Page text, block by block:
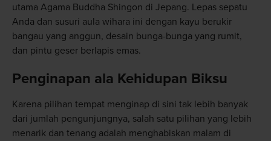
utama Agama Buddha Shingon di Jepang. Lepas sepatu
Anda dan susuri aula wihara ini dengan kayu berukir
bangau yang anggun, desain bunga-bunga yang rumit,
dan pintu geser berlapis emas.
Penginapan ala Kehidupan Biksu
Karena pilihan tempat menginap di sini tak lebih banyak
dari jumlah pengunjungnya, salah satu pilihan yang lebih
menarik dan tenang adalah menghabiskan malam di